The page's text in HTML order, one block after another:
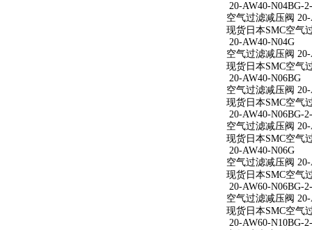
20-AW40-N04BG-
空气过滤减压阀
现货日本SMC空气
20-AW40-N04G
空气过滤减压阀
现货日本SMC空气
20-AW40-N06BG
空气过滤减压阀
现货日本SMC空气
20-AW40-N06BG-
空气过滤减压阀
现货日本SMC空气
20-AW40-N06G
空气过滤减压阀
现货日本SMC空气
20-AW60-N06BG-
空气过滤减压阀
现货日本SMC空气
20-AW60-N10BG-